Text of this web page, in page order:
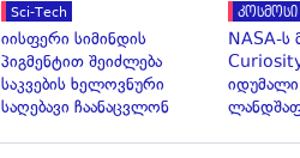
Sci-Tech
იისფერი სიმინდის
პიგმენტით შეიძლება
საკვების ხელოვნური
საღებავი ჩაანაცვლონ
კოსმოსი
NASA-ს